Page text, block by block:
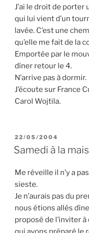
J’ai le droit de
qui lui vient d’un
lavée. C’est une
qu’elle me fait de la
Emportée par le
dîner retour le 4.
N’arrive pas à dormir.
J’écoute sur France
Carol Wojtila.
PUBLIÉ
LE
22/05/2004
Samedi à la
Me réveille il n’y a
sieste.
Je n’aurais pas du
nous étions allés
proposé de l’inviter